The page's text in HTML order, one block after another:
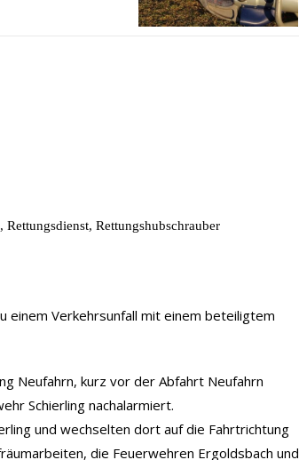
Rettungshubschrauber
einem Verkehrsunfall mit einem beteiligtem
Neufahrn, kurz vor der Abfahrt Neufahrn
Schierling nachalarmiert.
und wechselten dort auf die Fahrtrichtung
die Feuerwehren Ergoldsbach und